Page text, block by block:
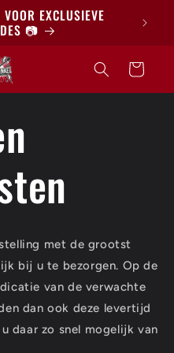
EXCLUSIEVE
📷
Winkelwagen
met de grootst
bij u te bezorgen. Op de
van de verwachte
dan ook deze levertijd
daar zo snel mogelijk van